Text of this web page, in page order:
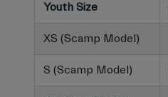
Youth Size
XS (Scamp Model)
S (Scamp Model)